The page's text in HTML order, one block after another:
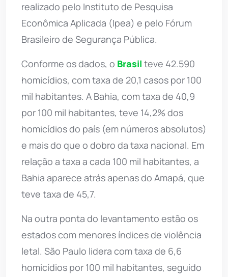
realizado pelo Instituto de Pesquisa
Econômica Aplicada (Ipea) e pelo Fórum
Brasileiro de Segurança Pública.
Conforme os dados, o Brasil teve 42.590
homicídios, com taxa de 20,1 casos por 100
mil habitantes. A Bahia, com taxa de 40,9
por 100 mil habitantes, teve 14,2% dos
homicídios do país (em números absolutos)
e mais do que o dobro da taxa nacional. Em
relação a taxa a cada 100 mil habitantes, a
Bahia aparece atrás apenas do Amapá, que
teve taxa de 45,7.
Na outra ponta do levantamento estão os
estados com menores índices de violência
letal. São Paulo lidera com taxa de 6,6
homicídios por 100 mil habitantes, seguido